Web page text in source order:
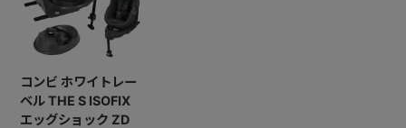
コンビ ホワイトレー
ベル THE S ISOFIX
エッグショック ZD